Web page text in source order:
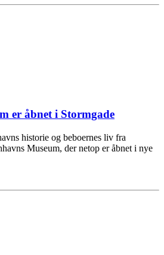
er åbnet i Stormgade
historie og beboernes liv fra
Museum, der netop er åbnet i nye